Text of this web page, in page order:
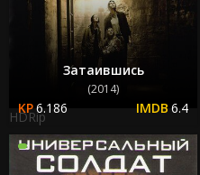
Затаившись
(2014)
6.186 6.4
HDRip